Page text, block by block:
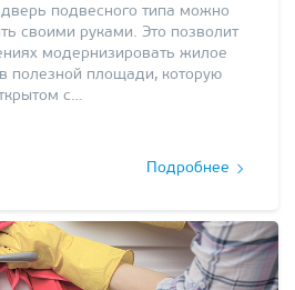
подвесного типа можно
своими руками. Это позволит
модернизировать жилое
полезной площади, которую
с…
Подробнее